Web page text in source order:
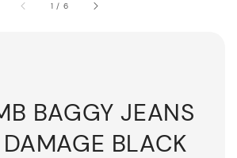
1 / 6
BAGGY JEANS
BLACK